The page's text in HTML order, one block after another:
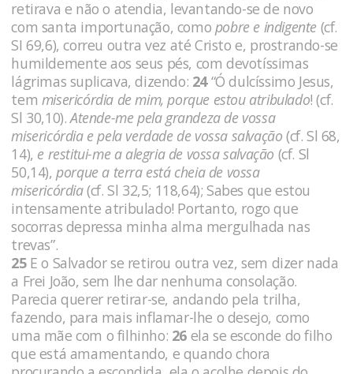
retirava e não o atendia, levantando-se de novo
com santa importunação, como pobre e indigente (cf.
SI 69,6), correu outra vez até Cristo e, prostrando-se
humildemente aos seus pés, com devotíssimas
lágrimas suplicava, dizendo: 24“Ó dulcís­simo Jesus,
tem misericórdia de mim, porque estou atribulado! (cf.
Sl 30,10). Atende-me pela grandeza de vossa
misericórdia e pela verdade de vossa salvação (cf. Sl 68,
14), e restitui-me a ale­gria de vossa salvação (cf. Sl
50,14),porque a terra está cheia de vossa
misericórdia(cf. Sl 32,5; 118,64); Sabes que estou
intensamente atribulado! Portanto, rogo que
socorras depressa minha alma mergulhada nas
trevas”.
25 E o Salvador se retirou outra vez, sem dizer nada
a Frei João, sem lhe dar nenhuma consolação.
Parecia querer retirar-se, andando pela trilha,
fazendo, para mais inflamar-lhe o desejo, como
uma mãe com o filhinho: 26 ela se esconde do filho
que está amamentando, e quando chora